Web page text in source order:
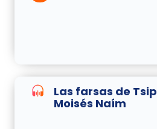
Las farsas de
Moisés Naím